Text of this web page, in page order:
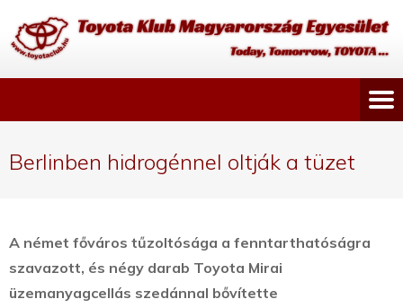
Berlinben hidrogénnel oltják a tüzet
A német főváros tűzoltósága a fenntarthatóságra
szavazott, és négy darab Toyota Mirai
üzemanyagcellás szedánnal bővítette